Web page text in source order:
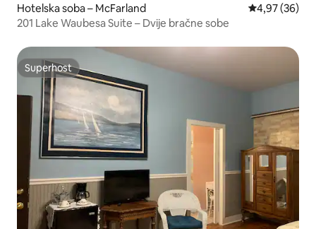
Hotelska soba – McFarland Prosječna
4,97 (36)
201 Lake Waubesa Suite – Dvije bračne sobe
Superhost
Superhost